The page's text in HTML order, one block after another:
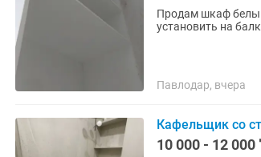
Продам шкаф
установить на
Павлодар, вчера
Кафельщик со
10 000 - 12 000